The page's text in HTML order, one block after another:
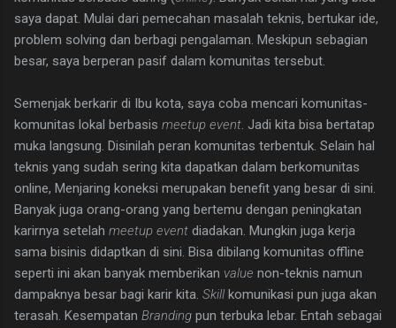
saya dapat. Mulai dari pemecahan masalah teknis, bertukar ide,
problem solving dan berbagi pengalaman. Meskipun sebagian
besar, saya berperan pasif dalam komunitas tersebut.
Semenjak berkarir di Ibu kota, saya coba mencari komunitas-
komunitas lokal berbasis meetup event. Jadi kita bisa bertatap
muka langsung. Disinilah peran komunitas terbentuk. Selain hal
teknis yang sudah sering kita dapatkan dalam berkomunitas
online, Menjaring koneksi merupakan benefit yang besar di sini.
Banyak juga orang-orang yang bertemu dengan peningkatan
karirnya setelah meetup event diadakan. Mungkin juga kerja
sama bisinis didaptkan di sini. Bisa dibilang komunitas offline
seperti ini akan banyak memberikan value non-teknis namun
dampaknya besar bagi karir kita. Skillkomunikasi pun juga akan
terasah. Kesempatan Branding pun terbuka lebar. Entah sebagai